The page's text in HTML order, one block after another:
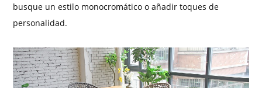
busque un estilo monocromático o añadir toques de
personalidad.